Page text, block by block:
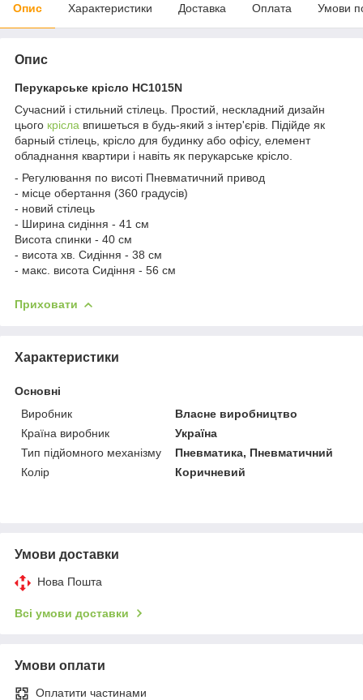
Опис Характеристики Доставка Оплата Умови
Опис
Перукарське крісло HC1015N
Сучасний і стильний стілець. Простий, нескладний дизайн
цього крісла впишеться в будь-який з інтер'єрів. Підійде як
барный стілець, крісло для будинку або офісу, елемент
обладнання квартири і навіть як перукарське крісло.
- Регулювання по висоті Пневматичний привод
- місце обертання (360 градусів)
- новий стілець
- Ширина сидіння - 41 см
Висота спинки - 40 см
- висота хв. Сидіння - 38 см
- макс. висота Сидіння - 56 см
Приховати
Характеристики
Основні
Виробник
Власне виробництво
Країна виробник
Україна
Тип підйомного механізму
Пневматика, Пневматичний
Колір
Коричневий
Умови доставки
Нова Пошта
Всі умови доставки
Умови оплати
Оплатити частинами